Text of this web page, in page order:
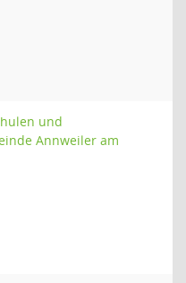
und
Annweiler am